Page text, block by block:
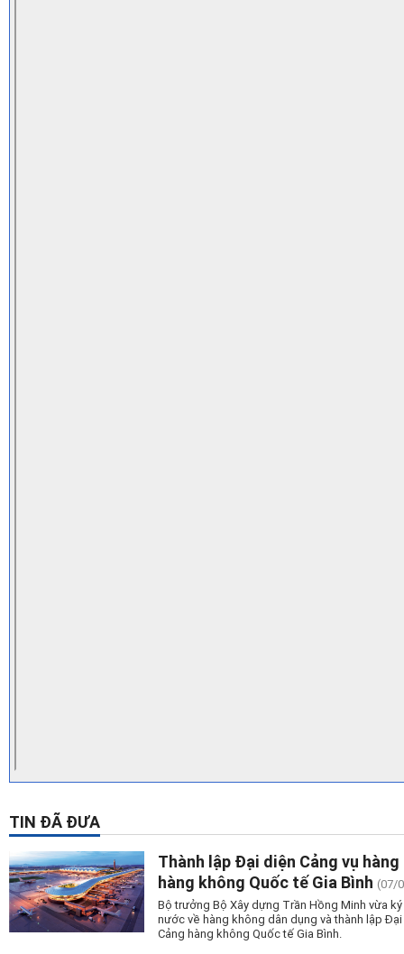
TIN ĐÃ ĐƯA
Thành lập Đại diện Cảng vụ
hàng không Quốc tế Gia Bình (07/
Bộ trưởng Bộ Xây dựng Trần Hồng Minh vừa
nước về hàng không dân dụng và thành lập
Cảng hàng không Quốc tế Gia Bình.